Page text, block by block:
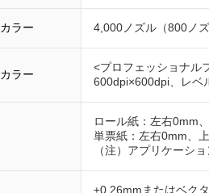
カラー 4,000ノズル（800ノ
カラー
<プロフェッショナル
600dpi×600dpi、レベ
ロール紙：左右0mm
単票紙：左右0mm、
（注）アプリケーシ
±0.26mmまたはベク